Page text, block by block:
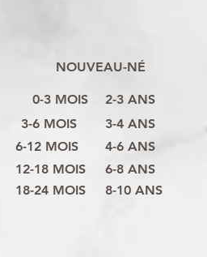
NOUVEAU-NÉ
0-3 MOIS
6-12 MOIS
12-18 MOIS
18-24 MOIS
3-6 MOIS
8-10 ANS
6-8 ANS
4-6 ANS
3-4 ANS
2-3 ANS